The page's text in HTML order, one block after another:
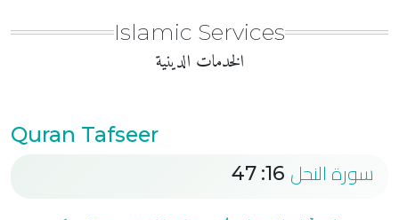
Islamic Services
الخدمات الدینیة
Quran Tafseer
سورة النحل 16: 47